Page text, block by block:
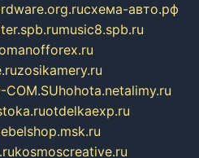
схема-авто.рф
music8.spb.ru
zosikamery.ru
COM.SUhohota.netalimy.ru
otdelkaexp.ru
kosmoscreative.ru